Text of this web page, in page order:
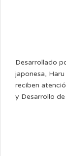
Desarrollado
japonesa,
reciben
y Desarrollo